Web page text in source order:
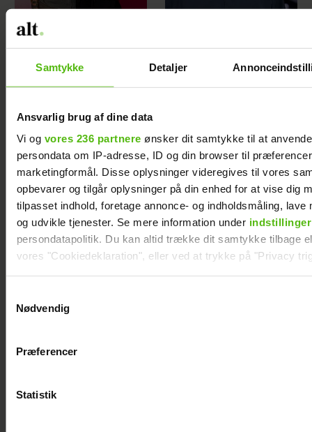
Samtykke Detaljer
Ansvarlig brug af dine data
Vi og vores 236 partnere ønsker dit samtykke til at
persondata om IP-adresse, ID og din browser til
marketingformål. Disse oplysninger videregives til vores
opbevarer og tilgår oplysninger på din enhed for at vise dig
tilpasset indhold, foretage annonce- og indholdsmåling, lave
og udvikle tjenester. Se mere information under indstillinger
persondatapolitik. Du kan altid trække dit samtykke tilbage
vores "Cookiedeklaration", eller ved at trykke på "Privacy
Vi anvender egne cookies og cookies fra tredjeparter til at
generere statistik og huske dine præferencer samt til brug
Nødvendig
Præferencer
Statistik
Martinusen og
være far til to: